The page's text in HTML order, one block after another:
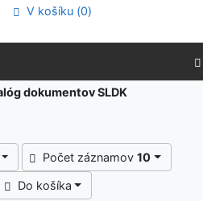
V košíku (0)
dokumentov SLDK
Počet záznamov10
Do košíka